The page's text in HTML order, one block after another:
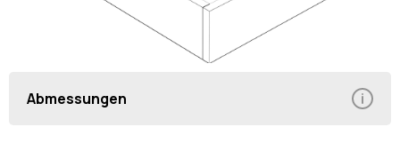
Abmessungen